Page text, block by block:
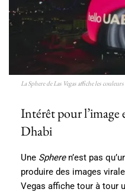
La Sphere de Las Vegas affiche les
Intérêt pour l’image
Dhabi
Une Spheren’est pas
produire des images
Vegas affiche tour à tour